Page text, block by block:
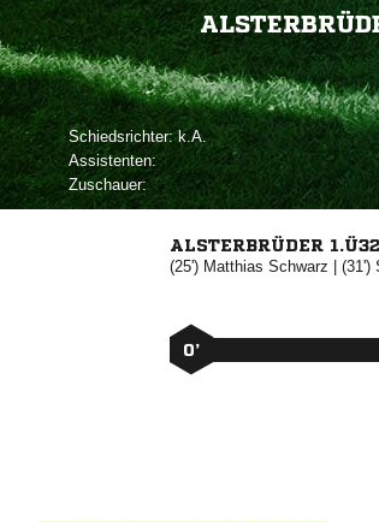
Schiedsrichter:
Assistenten:
Zuschauer:
ALSTERBRÜDER 1.Ü32
(25')   | (31')
0’